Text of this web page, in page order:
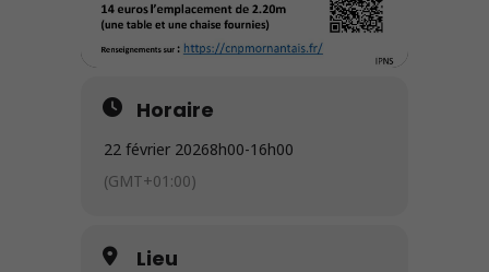
Horaire
22 février 20268h00-16h00
(GMT+01:00)
Lieu